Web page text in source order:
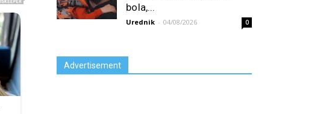
boIa,...
Urednik - 04/08/2026 0
Advertisement